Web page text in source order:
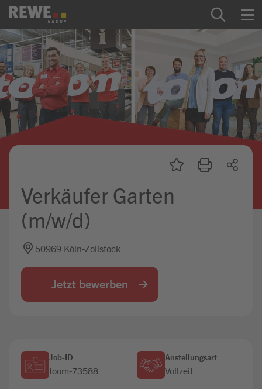
Zum Inhalt springen
Startseite
REWE Group als Arbeitgeber
Ausbildung & Studium
Praktikum & Werkstudium
Mein Kandidat:innenprofil
Verkäufer Garten
(m/w/d)
50969 Köln-Zollstock
Jetzt bewerben
Job-ID
toom-73588
Anstellungsart
Vollzeit